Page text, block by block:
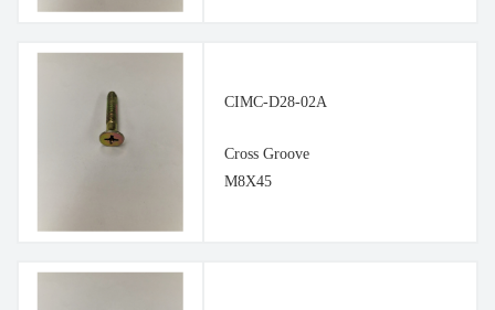
CIMC-D28-02A
Cross Groove
M8X45